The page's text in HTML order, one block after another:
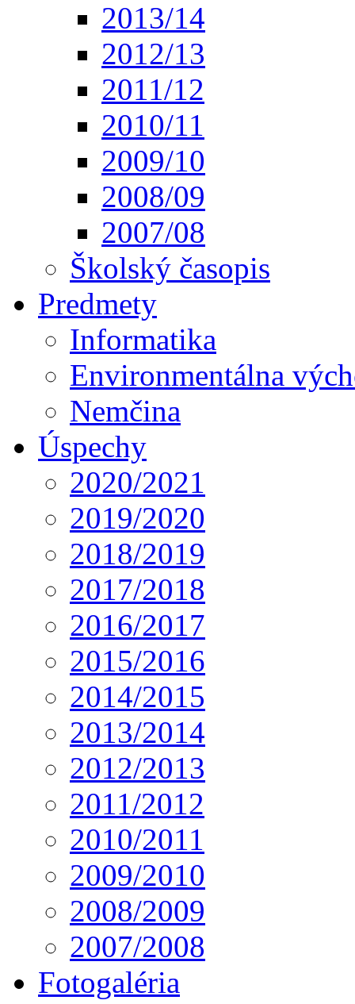
2013/14
2012/13
2011/12
2010/11
2009/10
2008/09
2007/08
Školský časopis
Predmety
Informatika
Environmentálna
Nemčina
Úspechy
2020/2021
2019/2020
2018/2019
2017/2018
2016/2017
2015/2016
2014/2015
2013/2014
2012/2013
2011/2012
2010/2011
2009/2010
2008/2009
2007/2008
Fotogaléria